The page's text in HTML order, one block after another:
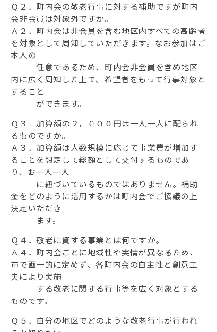
Ｑ２．町内会の敬老行事に対する補助ですが町内
会非会員は対象外ですか。
Ａ２．町内会は非会員を含む地区内すべての高齢者
を対象として周知していただきます。なお参加はご
本人の
任意であるため、町内会非会員を含め地区
内に広く周知した上で、希望者をもって行事対象と
すること
ができます。
Ｑ３．加算額の２，０００円は一人一人に配られ
るものですか。
Ａ３．加算額は人数規模に応じて事業費が増加す
ることを想定して総額として交付するものであ
り、お一人一人
に紐づいているものではありません。補助
金をどのように活用するかは町内会でご協議の上
決定いただき
ます。
Ｑ４．敬老に資する事業とは何ですか。
Ａ４．町内会ごとに地域性や実情が異なるため、
市で画一的に定めず、各町内会の自主性と創意工
夫により実施
する敬老に関する行事等を広く対象とする
ものです。
Ｑ５．自分の地区でどのような敬老行事が行われ